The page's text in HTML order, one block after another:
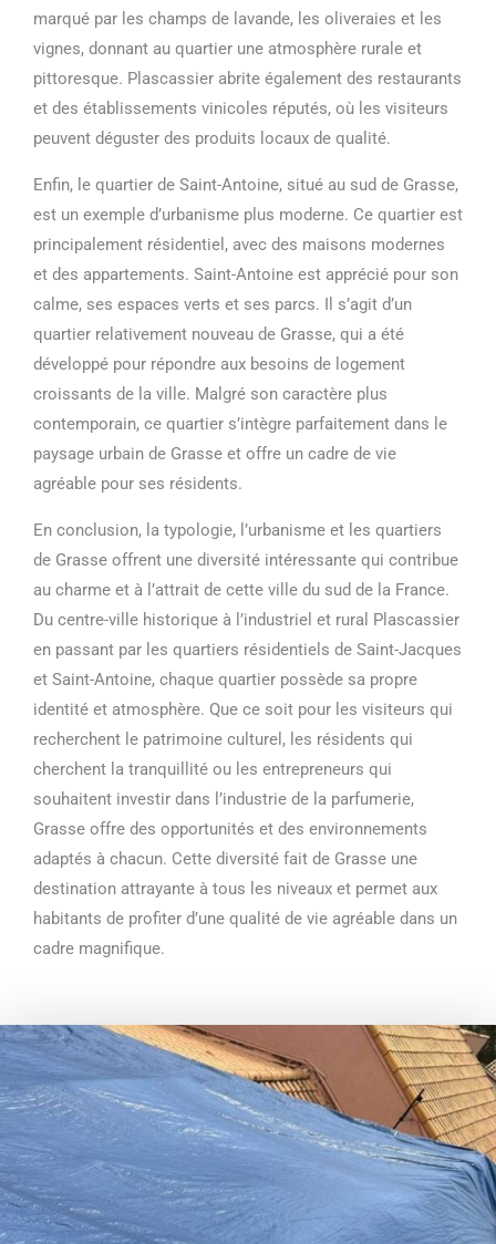
marqué par les champs de lavande, les oliveraies et les
vignes, donnant au quartier une atmosphère rurale et
pittoresque. Plascassier abrite également des restaurants
et des établissements vinicoles réputés, où les visiteurs
peuvent déguster des produits locaux de qualité.
Enfin, le quartier de Saint-Antoine, situé au sud de Grasse,
est un exemple d’urbanisme plus moderne. Ce quartier est
principalement résidentiel, avec des maisons modernes
et des appartements. Saint-Antoine est apprécié pour son
calme, ses espaces verts et ses parcs. Il s’agit d’un
quartier relativement nouveau de Grasse, qui a été
développé pour répondre aux besoins de logement
croissants de la ville. Malgré son caractère plus
contemporain, ce quartier s’intègre parfaitement dans le
paysage urbain de Grasse et offre un cadre de vie
agréable pour ses résidents.
En conclusion, la typologie, l’urbanisme et les quartiers
de Grasse offrent une diversité intéressante qui contribue
au charme et à l’attrait de cette ville du sud de la France.
Du centre-ville historique à l’industriel et rural Plascassier
en passant par les quartiers résidentiels de Saint-Jacques
et Saint-Antoine, chaque quartier possède sa propre
identité et atmosphère. Que ce soit pour les visiteurs qui
recherchent le patrimoine culturel, les résidents qui
cherchent la tranquillité ou les entrepreneurs qui
souhaitent investir dans l’industrie de la parfumerie,
Grasse offre des opportunités et des environnements
adaptés à chacun. Cette diversité fait de Grasse une
destination attrayante à tous les niveaux et permet aux
habitants de profiter d’une qualité de vie agréable dans un
cadre magnifique.